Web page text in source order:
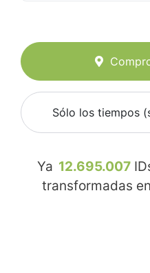
Sólo los tiempos
Ya 12.695.007
transformadas en